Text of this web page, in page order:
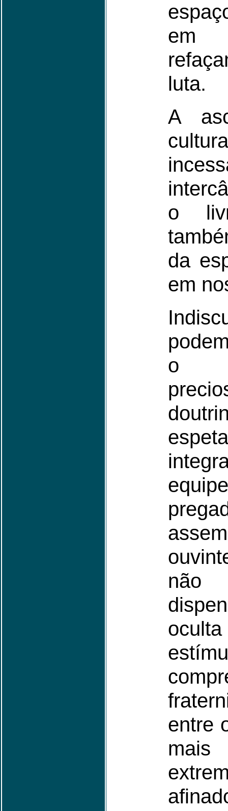
em
luta.
A
o
da
em
o
não
entre
mais